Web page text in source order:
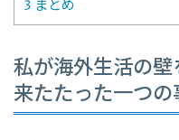
3 まとめ
私が海外生活の
来たたった一つの